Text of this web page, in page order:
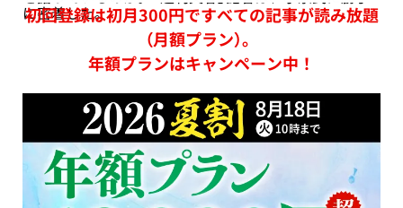
に密着した。
初回登録は初月300円ですべての記事が読み放題
（月額プラン）。
年額プランはキャンペーン中！